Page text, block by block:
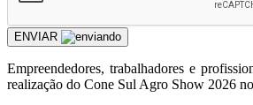
ENVIAR
Empreendedores, trabalhadores e
realização do Cone Sul Agro Show 2026